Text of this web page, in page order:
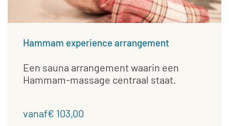
Hammam experience arrangement
Een sauna arrangement waarin een
Hammam-massage centraal staat.
vanaf€ 103,00